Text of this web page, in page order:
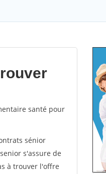
santé pour
sénior
s'assure de
à trouver l'offre